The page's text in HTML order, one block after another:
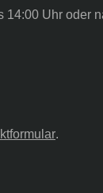
14:00 Uhr oder
.